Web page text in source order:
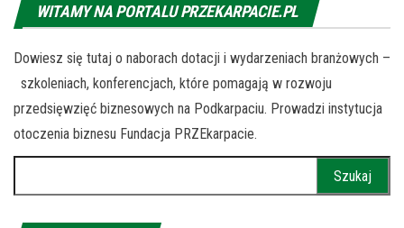
WITAMY NA PORTALU PRZEKARPACIE.PL
Dowiesz się tutaj o naborach dotacji i wydarzeniach branżowych –
szkoleniach, konferencjach, które pomagają w rozwoju
przedsięwzięć biznesowych na Podkarpaciu. Prowadzi instytucja
otoczenia biznesu Fundacja PRZEkarpacie.